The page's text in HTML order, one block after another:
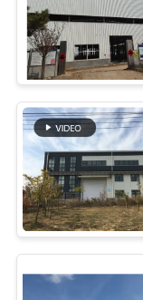
CASOS
MAPA
DEL
SITIO
POLÍTICA
DE